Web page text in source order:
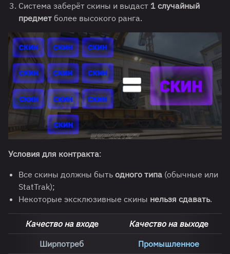
Система заберёт скины и выдаст 1 случайный
предмет более высокого ранга.
Условия для контракта:
Все скины должны быть одного типа (обычные или
StatTrak);
Некоторые эксклюзивные скины нельзя сдавать.
Качество на входе Качество на выходе
Ширпотреб
Промышленное